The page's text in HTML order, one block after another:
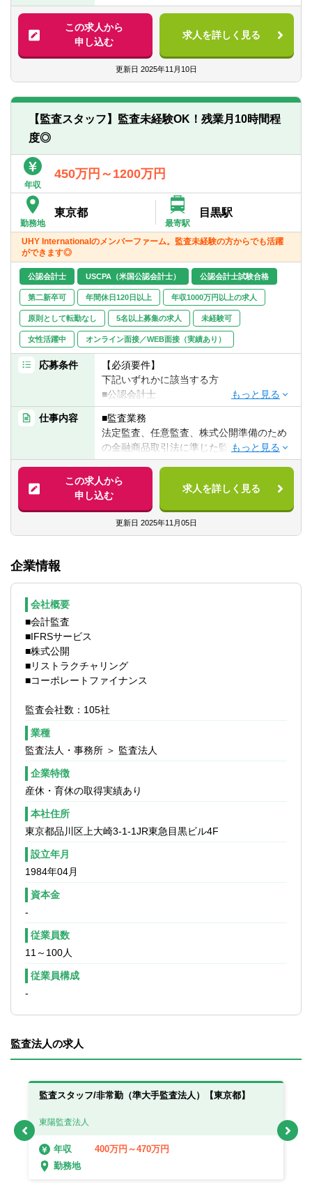
に際して行われる被買収企業の財務諸表監
査、独立行政法人監査、システム監査など
■株式公開支援
ショートレビュー、対処すべき課題と改善
策の提案、上場準備体制の整備・上場申請
書類作成のための助言指導
■IFRS導入のための予備調査、具体的な導
入支援業務
導入のための予備調査、グループ会社の実
算体制の助言指導、IFRSに向けた社内教育
の実施サポート、IFRSによる財務諸表作成
■内部統制の構築支援
全社的統制・IT統制・決算財務報告プロセ
スなどの問題点の把握および改善策の指
導、３点セットの作成支援、内部監査の支
■デュー・デリジェンス
企業買収に際して行われる被買収企業の企
業価値評価
※監査業界でのご経験をお持ちの方はスペシ
ャリストとして、主に法定監査・その他監
査関連業務を担当していただきます。中小
監査法人にして、ディスカウンター最大手
の顧客を担当することから大企業の監査を
経験できる点が同社の魅力です。
※監査経験のが無い方もしくは浅い方につい
ては監査アシスタントとして、会計士・イ
ンチャージの指示のもと、監査業務をサポ
ートして頂きます。
監査チームの補助者としてエクセルを使用
し、資料の作成や準備等をしていただきま
す。
この求人から
申し込む
求人を詳しく見る
更新日 2025年11月10日
【監査スタッフ】監査未経験OK！残業月10時間程
度◎
年収
450万円～1200万円
勤務地
東京都
最寄駅
目黒駅
UHY Internationalのメンバーファーム。監査未経験の方からでも活躍
ができます◎
公認会計士 USCPA（米国公認会計士） 公認会計士試験合格
第二新卒可 年間休日120日以上 年収1000万円以上の求人
原則として転勤なし 5名以上募集の求人 未経験可
女性活躍中 オンライン面接／WEB面接（実績あり）
応募条件
【必須要件】
下記いずれかに該当する方
■公認会計士
■公認会計士試験論文式合格者
■USCPA
※監査経験の浅い方については最初は監査ア
シスタント業務から行って頂きます。
【歓迎スキル】
■公認会計士
■主査経験のある方
仕事内容
■監査業務
法定監査、任意監査、株式公開準備のため
の金融商品取引法に準じた監査、企業買収
に際して行われる被買収企業の財務諸表監
査、独立行政法人監査、システム監査など
■株式公開支援
ショートレビュー、対処すべき課題と改善
策の提案、上場準備体制の整備・上場申請
書類作成のための助言指導
全社的統制・IT統制・決算財務報告プロセ
スなどの問題点の把握および改善策の指
援・サポート
業価値評価
※監査業界でのご経験をお持ちの方はスペシ
ャリストとして、主に法定監査・その他監
監査法人にして、ディスカウンター最大手
この求人から
申し込む
求人を詳しく見る
更新日 2025年11月05日
企業情報
会社概要
■会計監査
■IFRSサービス
■株式公開
■リストラクチャリング
■コーポレートファイナンス
監査会社数：105社
業種
監査法人・事務所 ＞ 監査法人
企業特徴
産休・育休の取得実績あり
本社住所
東京都品川区上大崎3-1-1JR東急目黒ビル4F
設立年月
1984年04月
資本金
-
従業員数
11～100人
従業員構成
-
監査法人の求人
監査スタッフ/非常勤（準大手監査法人）【東京都】
東陽監査法人
年収
400万円～470万円
勤務地